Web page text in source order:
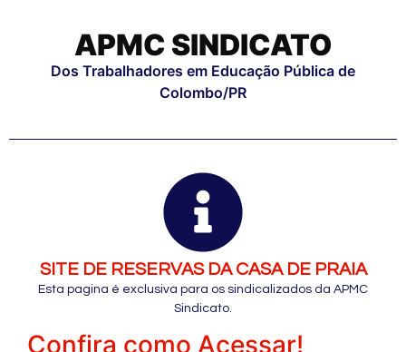
APMC SINDICATO
Dos Trabalhadores em Educação Pública de
Colombo/PR
SITE DE RESERVAS DA CASA DE PRAIA
Esta pagina é exclusiva para os sindicalizados da APMC
Sindicato.
Confira como Acessar!